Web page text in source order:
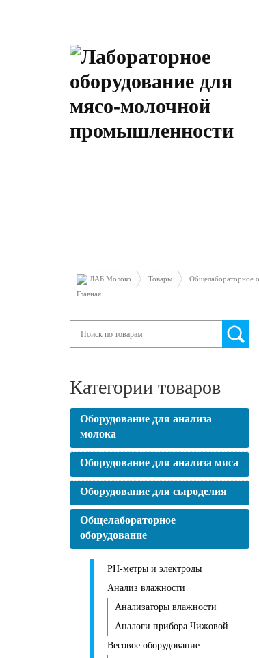
ЛАБ Молоко Товары Общелабораторное
Категории товаров
Оборудование для анализа
молока
Оборудование для анализа мяса
Оборудование для сыроделия
Общелабораторное
оборудование
PH-метры и электроды
Анализ влажности
Анализаторы влажности
Аналоги прибора Чижовой
Весовое оборудование